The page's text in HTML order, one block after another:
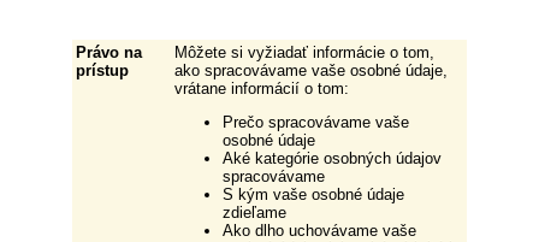
Právo na
prístup
Môžete si vyžiadať informácie o tom,
ako spracovávame vaše osobné údaje,
vrátane informácií o tom:
Prečo spracovávame vaše
osobné údaje
Aké kategórie osobných údajov
spracovávame
S kým vaše osobné údaje
zdieľame
Ako dlho uchovávame vaše